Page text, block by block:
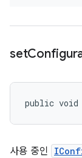
set
public void
사용 중인